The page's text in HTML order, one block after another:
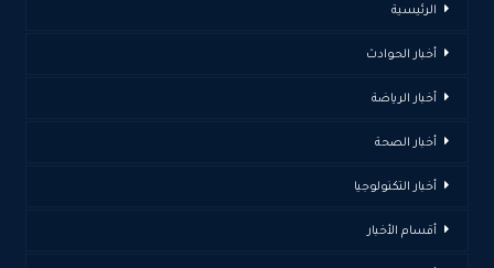
الرئيسية
أخبار الحوادث
أخبار الرياضة
أخبار الصحة
أخبار التكنولوجيا
أقسام الأخبار